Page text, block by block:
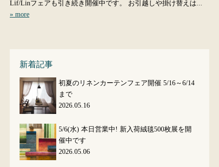
Lif/Linフェアも引き続き開催中です。 お引越しや掛け替えは...
» more
新着記事
初夏のリネンカーテンフェア開催 5/16～6/14
まで
2026.05.16
5/6(水) 本日営業中! 新入荷絨毯500枚展を開
催中です
2026.05.06